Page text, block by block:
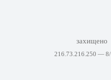
захищено
216.73.216.250 —